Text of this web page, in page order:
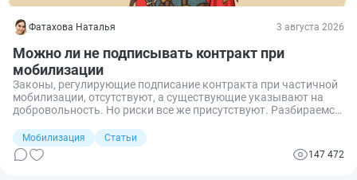
Фатахова Наталья 3 августа 2026
Можно ли не подписывать контракт при
мобилизации
Законы, регулирующие подписание контракта при частичной
мобилизации, отсутствуют, а существующие указывают на
добровольность. Но риски все же присутствуют. Разбираемся,
контракт.
Мобилизация
Статьи
147 472